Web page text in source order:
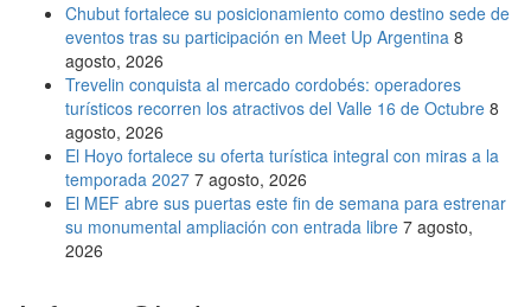
Chubut fortalece su posicionamiento como destino sede de
eventos tras su participación en Meet Up Argentina 8
agosto, 2026
Trevelin conquista al mercado cordobés: operadores
turísticos recorren los atractivos del Valle 16 de Octubre 8
agosto, 2026
El Hoyo fortalece su oferta turística integral con miras a la
temporada 2027 7 agosto, 2026
El MEF abre sus puertas este fin de semana para estrenar
su monumental ampliación con entrada libre 7 agosto,
2026